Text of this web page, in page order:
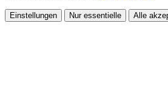
Einstellungen Nur essentielle Alle